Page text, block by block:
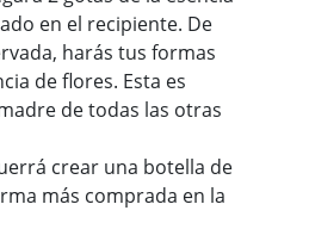
en el recipiente. De
harás tus formas
de flores. Esta es
de todas las otras
crear una botella de
más comprada en la